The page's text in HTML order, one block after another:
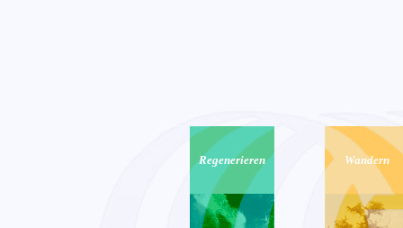
Regenerieren Wandern